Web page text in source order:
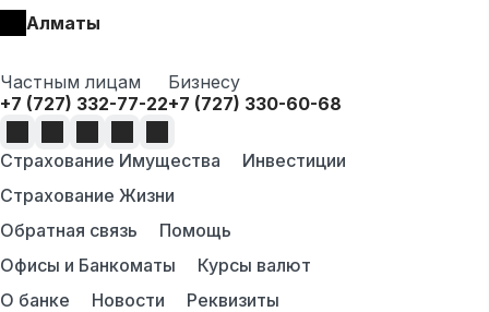
Алматы
Частным лицам
+7 (727) 332-77-22
Бизнесу
+7 (727) 330-60-68
Страхование Имущества
Инвестиции
Страхование Жизни
Обратная связь
Помощь
Офисы и Банкоматы
Курсы валют
О банке
Новости
Реквизиты